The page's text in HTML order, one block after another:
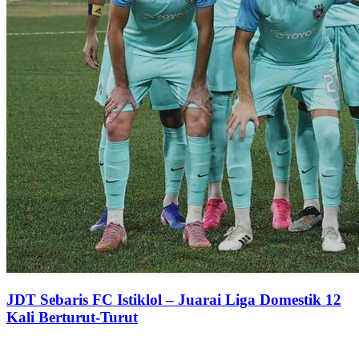
JDT Sebaris FC Istiklol – Juarai Liga Domestik 12
Kali Berturut-Turut